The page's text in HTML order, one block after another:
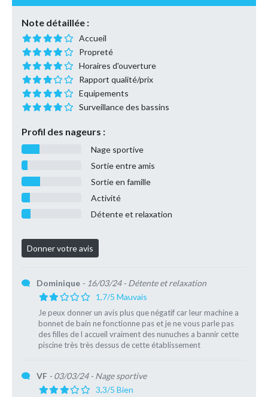
Note détaillée :
Accueil
Propreté
Horaires d'ouverture
Rapport qualité/prix
Equipements
Surveillance des bassins
Profil des nageurs :
Nage sportive
Sortie entre amis
Sortie en famille
Activité
Détente et relaxation
Dominique - 16/03/24- Détente et relaxation
1,7/5 Mauvais
Je peux donner un avis plus que négatif car leur machine a
bonnet de bain ne fonctionne pas et je ne vous parle pas
des filles de l accueil vraiment des nunuches a bannir cette
piscine très très dessus de cette établissement
VF - 03/03/24- Nage sportive
3,3/5 Bien